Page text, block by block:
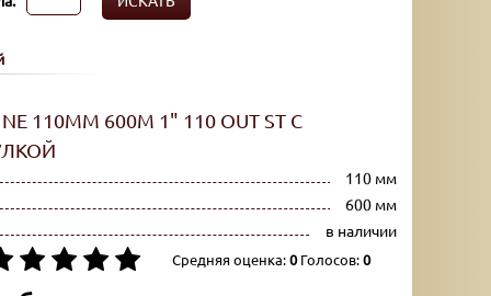
110ММ 600М 1" 110 OUT ST С
110 мм
600 мм
в наличии
Средняя оценка:0Голосов:0